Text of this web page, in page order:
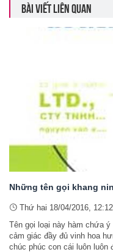
BÀI VIẾT LIÊN QUAN
Những tên gọi khang
Thứ hai 18/04/2016, 12:12
Tên gọi loại này hàm chứa
cảm giác đầy đủ vinh hoa
chúc phúc con cái luôn luôn